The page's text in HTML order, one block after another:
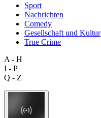
Sport
Nachrichten
Comedy
Gesellschaft und Kultur
True Crime
A - H
I - P
Q - Z